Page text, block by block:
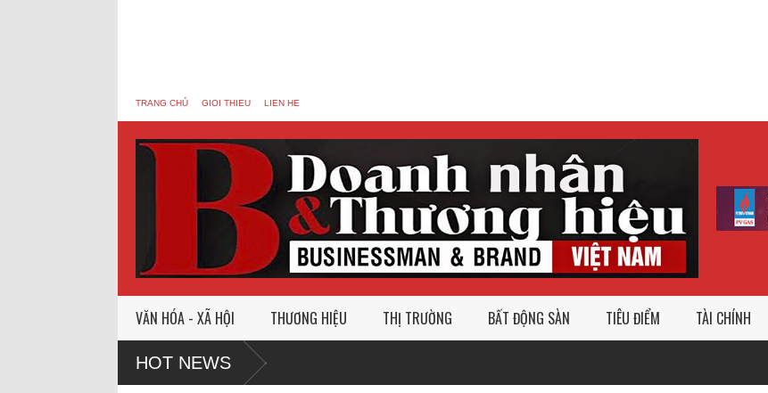
TRANG CHỦ GIOI THIEU LIEN HE
VĂN HÓA - XÃ HỘI THƯƠNG HIỆU THỊ TRƯỜNG BẤT ĐỘNG SÀN TIÊU ĐIỂM TÀI CHÍNH
HOT NEWS